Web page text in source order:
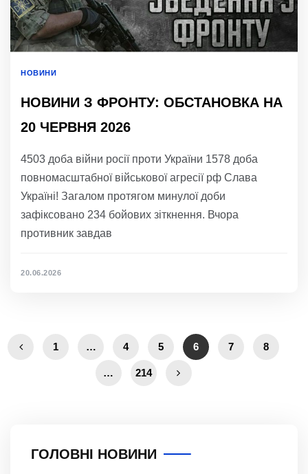
НОВИНИ
НОВИНИ З ФРОНТУ: ОБСТАНОВКА НА
20 ЧЕРВНЯ 2026
4503 доба війни росії проти України 1578 доба
повномасштабної військової агресії рф Слава
Україні! Загалом протягом минулої доби
зафіксовано 234 бойових зіткнення. Вчора
противник завдав
20.06.2026
1 … 4 5 6 7 8
… 214
ГОЛОВНІ НОВИНИ